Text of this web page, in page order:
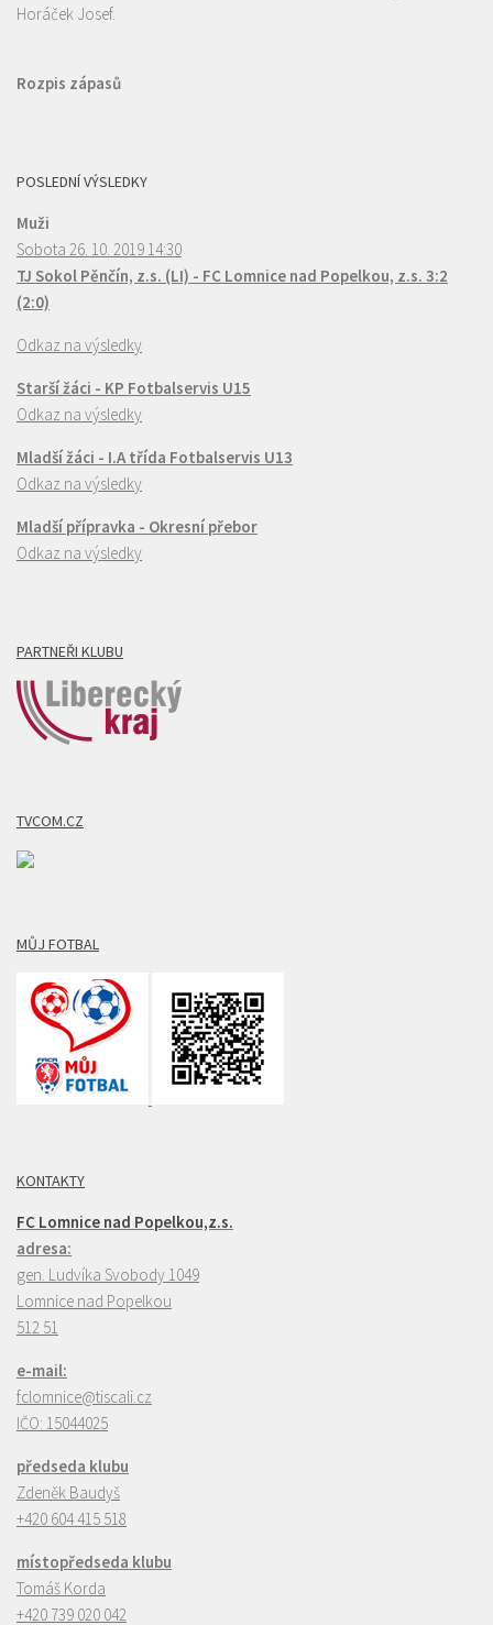
Horáček Josef.
Rozpis zápasů
POSLEDNÍ VÝSLEDKY
Muži
Sobota 26. 10. 2019 14:30
TJ Sokol Pěnčín, z.s. (LI) - FC Lomnice nad Popelkou, z.s. 3:2
(2:0)
Odkaz na výsledky
Starší žáci - KP Fotbalservis U15
Odkaz na výsledky
Mladší žáci - I.A třída Fotbalservis U13
Odkaz na výsledky
Mladší přípravka - Okresní přebor
Odkaz na výsledky
PARTNEŘI KLUBU
TVCOM.CZ
MŮJ FOTBAL
KONTAKTY
FC Lomnice nad Popelkou,z.s.
adresa:
gen. Ludvíka Svobody 1049
Lomnice nad Popelkou
512 51
e-mail:
fclomnice@tiscali.cz
IČO: 15044025
předseda klubu
Zdeněk Baudyš
+420 604 415 518
místopředseda klubu
Tomáš Korda
+420 739 020 042